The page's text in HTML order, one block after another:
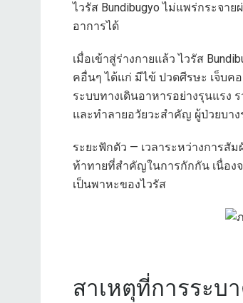
ไวรัส Bundibugyo ไม่แพร่กระจ
อาการได้
เมื่อเข้าสู่ร่างกายแล้ว ไวรัส
คอื่นๆ ได้แก่ มีไข้ ปวดศีรษะ เจ็บค
ระบบทางเดินอาหารอย่างรุนแรง
และทำลายอวัยวะสำคัญ ผู้ป่วยบาง
ระยะฟักตัว — เวลาระหว่างการสั
ท้าทายที่สำคัญในการกักกัน เนื่อง
เป็นพาหะของไวรัส
สาเหตุที่การระบ